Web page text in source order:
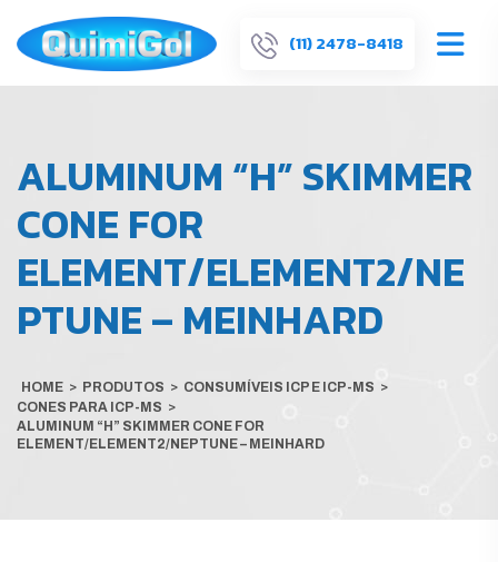
(11) 2478-8418
ALUMINUM “H” SKIMMER
CONE FOR
ELEMENT/ELEMENT2/NE
PTUNE – MEINHARD
HOME > PRODUTOS > CONSUMÍVEIS ICP E ICP-MS >
CONES PARA ICP-MS >
ALUMINUM “H” SKIMMER CONE FOR
ELEMENT/ELEMENT2/NEPTUNE – MEINHARD